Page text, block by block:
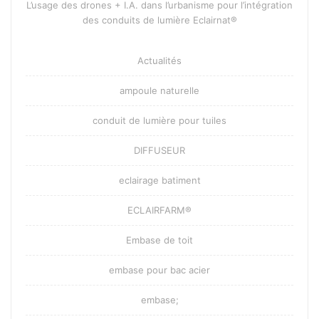
L’usage des drones + I.A. dans l’urbanisme pour l’intégration
des conduits de lumière Eclairnat®
Actualités
ampoule naturelle
conduit de lumière pour tuiles
DIFFUSEUR
eclairage batiment
ECLAIRFARM®
Embase de toit
embase pour bac acier
embase;